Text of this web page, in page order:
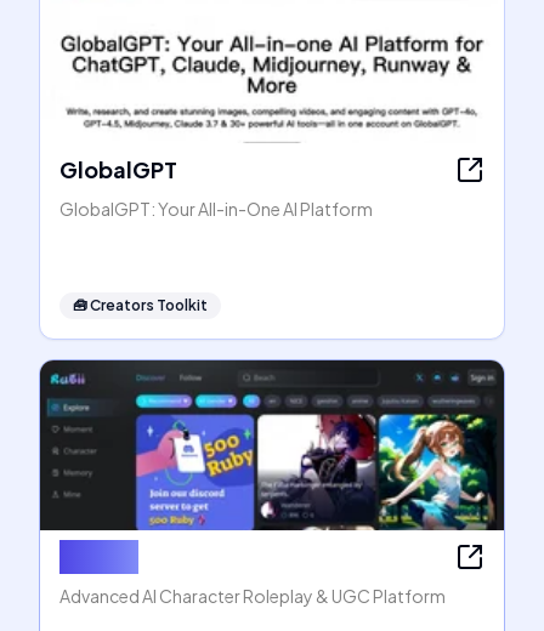
GlobalGPT
GlobalGPT: Your All-in-One AI Platform
🧰Creators Toolkit
Advanced AI Character Roleplay & UGC Platform